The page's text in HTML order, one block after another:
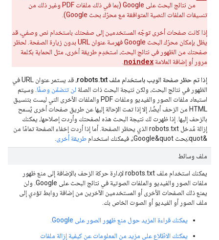
من نتائج البحث على Google (بما في ذلك ملفات PDF وغير ذلك من
تنسيقات الملفات النصية المتوافقة مع محرّك بحث Google).
إذا كانت صفحات أخرى توجّه المستخدمين إلى صفحتك باستخدام نص وصفي، قد
يظل بإمكان محرّك البحث Google فهرسة عنوان URL بدون زيارة الصفحة. لحظر
صفحتك من الظهور في نتائج البحث، استخدِم طريقة أخرى، مثل الحماية بكلمة
مرور أو إضافة العلامة noindex
إذا تم حظر صفحة الويب باستخدام ملف robots.txt
، قد يستمر عنوان URL في
الظهور في نتائج البحث، ولكن نتيجة البحث ذات الصلة لن تتضمّن وصفًا . وسيتم
استبعاد ملفات الصور والفيديو وملفات PDF والملفات الأخرى التي ليست بتنسيق
HTML من الزحف أيضًا، إلا إذا تمت الإحالة إليها عن طريق صفحات أخرى يُسمح
بالزحف إليها. إذا ظهرت لك نتيجة البحث هذه لصفحتك وأردت إصلاحها، يمكنك
إزالة مُدخل robots.txt الذي يحظر الصفحة. أما إذا أردت إخفاء الصفحة تمامًا من
&quot;بحث Google&quot;، فيمكنك استخدام
طريقة أخرى
ملف وسائط
يمكنك استخدام ملف robots.txt لإدارة حركة الزحف بالإضافة إلى منع ظهور
ملفات الصور والفيديو والملفات الصوتية في نتائج البحث على Google. ولن
يمنع ذلك الصفحات الأخرى أو المستخدمين الآخرين من إضافة روابط تؤدي إلى
ملف الصور أو الفيديو أو الصوت الخاص بك.
يمكنك قراءة المزيد حول منع ظهور الصور على Google.
يمكنك الاطّلاع على مزيد من المعلومات عن كيفية إزالة ملفات